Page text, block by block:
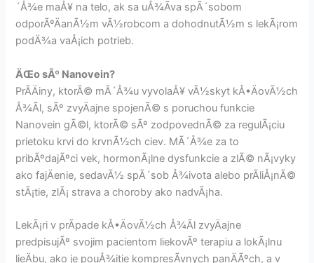
´Å¾e maÅ¥ na telo, ak sa uÅ¾Ã­va spÃ´sobom
odporÃºÄanÃ½m vÃ½robcom a dohodnutÃ½m s lekÃ¡rom
podÄ¾a vaÅ¡ich potrieb.
ÄŒo sÃº Nanovein?
PrÃ­Äiny, ktorÃ© mÃ´Å¾u vyvolaÅ¥ vÃ½skyt kÅ•ÄovÃ½ch
Å¾Ã­l, sÃº zvyÄajne spojenÃ© s poruchou funkcie
Nanovein gÃ©l, ktorÃ© sÃº zodpovednÃ© za regulÃ¡ciu
prietoku krvi do krvnÃ½ch ciev. MÃ´Å¾e za to
pribÃºdajÃºci vek, hormonÃ¡lne dysfunkcie a zlÃ© nÃ¡vyky
ako fajÄenie, sedavÃ½ spÃ´sob Å¾ivota alebo prÃ­liÅ¡nÃ©
stÃ¡tie, zlÃ¡ strava a choroby ako nadvÃ¡ha.
LekÃ¡ri v prÃ­pade kÅ•ÄovÃ½ch Å¾Ã­l zvyÄajne
predpisujÃº svojim pacientom liekovÃº terapiu a lokÃ¡lnu
lieÄbu, ako je pouÅ¾itie kompresÃ­vnych panÄÃºch, a v